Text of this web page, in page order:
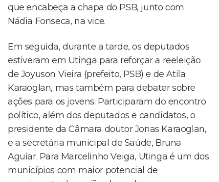
que encabeça a chapa do PSB, junto com
Nádia Fonseca, na vice.
Em seguida, durante a tarde, os deputados
estiveram em Utinga para reforçar a reeleição
de Joyuson Vieira (prefeito, PSB) e de Atila
Karaoglan, mas também para debater sobre
ações para os jovens. Participaram do encontro
político, além dos deputados e candidatos, o
presidente da Câmara doutor Jonas Karaoglan,
e a secretária municipal de Saúde, Bruna
Aguiar. Para Marcelinho Veiga, Utinga é um dos
municípios com maior potencial de